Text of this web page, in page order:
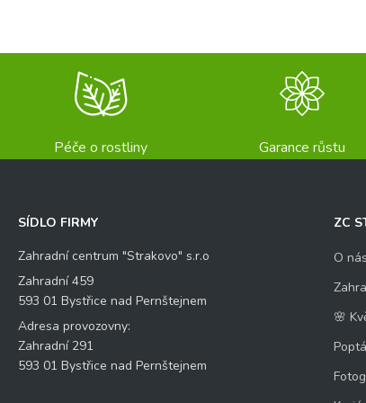
Váš dotaz*
V
á
š
*
*
Kontrolní otázka
11
+
Péče o rostliny Garance růstu
SÍDLO FIRMY
Zahradní centrum "Strakovo" s.r.o
Zahradní 459
593 01 Bystřice nad Pernštejnem
Adresa provozovny:
Zahradní 291
593 01 Bystřice nad Pernštejnem
ZC
O nás
🌸